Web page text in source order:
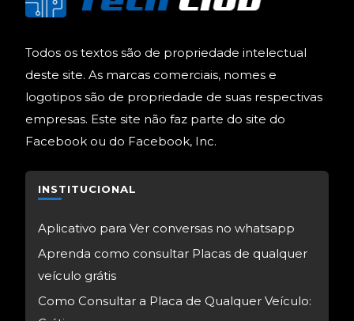
Todos os textos são de propriedade intelectual
deste site. As marcas comerciais, nomes e
logotipos são de propriedade de suas respectivas
empresas. Este site não faz parte do site do
Facebook ou do Facebook, Inc.
INSTITUCIONAL
Aplicativo para Ver conversas no whatsapp
Aprenda como consultar Placas de qualquer
veículo grátis
Como Consultar a Placa de Qualquer Veículo: